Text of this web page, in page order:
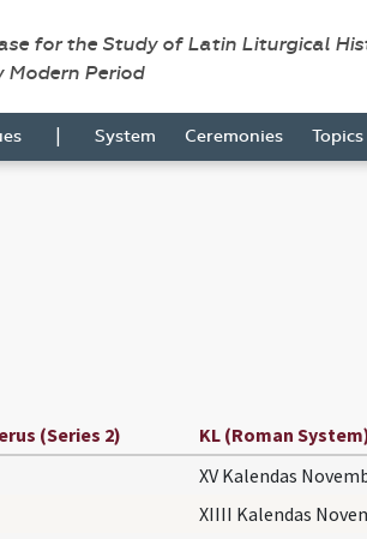
for the Study of Latin Liturgical
Modern Period
| System Ceremonies Topics
(Series 2) KL (Roman
XV Kalendas
XIIII Kalendas